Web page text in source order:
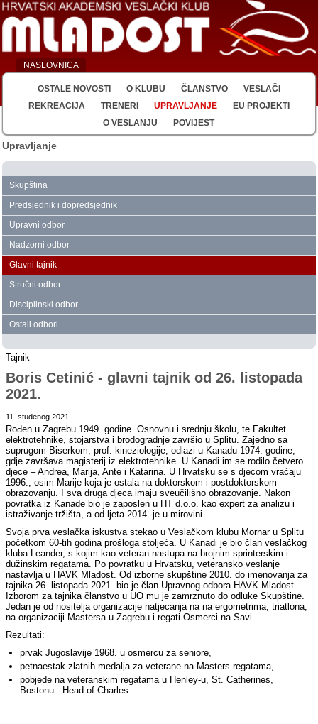
NASLOVNICA
OSTALE NOVOSTI O KLUBU ČLANSTVO
VESLAČI
REKREACIJA
TRENERI UPRAVLJANJE
EU PROJEKTI
O VESLANJU
POVIJEST
Upravljanje
Skupština
Predsjednik i dopredsjednik
Upravni odbor
Nadzorni odbor
Glavni tajnik
Stručni odbor
Disciplinski odbor
Ostali odbori
Tajnik
Boris Cetinić - glavni tajnik od 26. listopada
2021.
11. studenog 2021.
Rođen u Zagrebu 1949. godine. Osnovnu i srednju školu, te Fakultet
elektrotehnike, stojarstva i brodogradnje završio u Splitu. Zajedno sa
suprugom Biserkom, prof. kineziologije, odlazi u Kanadu 1974. godine,
gdje završava magisterij iz elektrotehnike. U Kanadi im se rodilo četvero
djece – Andrea, Marija, Ante i Katarina. U Hrvatsku se s djecom vraćaju
1996., osim Marije koja je ostala na doktorskom i postdoktorskom
obrazovanju. I sva druga djeca imaju sveučilišno obrazovanje. Nakon
povratka iz Kanade bio je zaposlen u HT d.o.o. kao expert za analizu i
istraživanje tržišta, a od ljeta 2014. je u mirovini.
Svoja prva veslačka iskustva stekao u Veslačkom klubu Mornar u Splitu
početkom 60-tih godina prošloga stoljeća. U Kanadi je bio član veslačkog
kluba Leander, s kojim kao veteran nastupa na brojnim sprinterskim i
dužinskim regatama. Po povratku u Hrvatsku, veteransko veslanje
nastavlja u HAVK Mladost. Od izborne skupštine 2010. do imenovanja za
tajnika 26. listopada 2021. bio je član Upravnog odbora HAVK Mladost.
Izborom za tajnika članstvo u UO mu je zamrznuto do odluke Skupštine.
Jedan je od nositelja organizacije natjecanja na na ergometrima, triatlona,
na organizaciji Mastersa u Zagrebu i regati Osmerci na Savi.
Rezultati:
prvak Jugoslavije 1968. u osmercu za seniore,
petnaestak zlatnih medalja za veterane na Masters regatama,
pobjede na veteranskim regatama u Henley-u, St. Catherines,
Bostonu - Head of Charles ...